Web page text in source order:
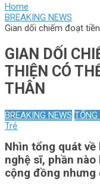
Home
BREAKING NEWS
Gian dối chiếm đoạt
GIAN DỐI
THIỆN CÓ
THÂN
BREAKING NEWS TỔNG
Trẻ
Nhìn tổng quát
nghệ sĩ, phần
cộng đồng nhưng